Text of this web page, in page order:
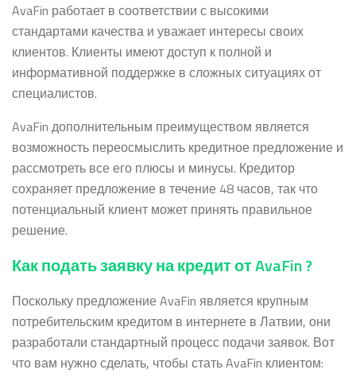
AvaFin работает в соответствии с высокими
стандартами качества и уважает интересы своих
клиентов. Клиенты имеют доступ к полной и
информативной поддержке в сложных ситуациях от
специалистов.
AvaFin дополнительным преимуществом является
возможность переосмыслить кредитное предложение и
рассмотреть все его плюсы и минусы. Кредитор
сохраняет предложение в течение 48 часов, так что
потенциальный клиент может принять правильное
решение.
Как подать заявку на кредит от AvaFin ?
Поскольку предложение AvaFin является крупным
потребительским кредитом в интернете в Латвии, они
разработали стандартный процесс подачи заявок. Вот
что вам нужно сделать, чтобы стать AvaFin клиентом: